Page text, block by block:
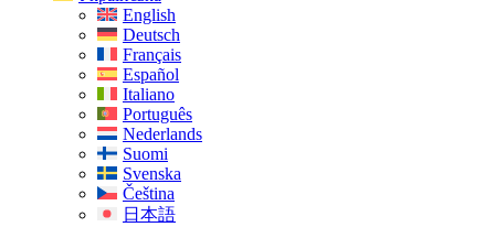
English
Deutsch
Français
Español
Italiano
Português
Nederlands
Suomi
Svenska
Čeština
日本語